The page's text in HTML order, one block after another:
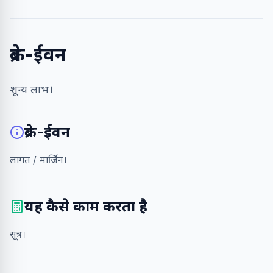
ब्रेक-ईवन
शून्य लाभ।
ब्रेक-ईवन
लागत / मार्जिन।
यह कैसे काम करता है
सूत्र।